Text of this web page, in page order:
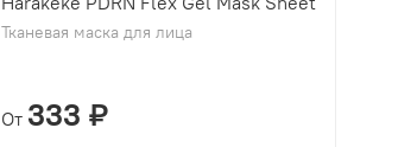
Тканевая маска для лица
От 333 ₽